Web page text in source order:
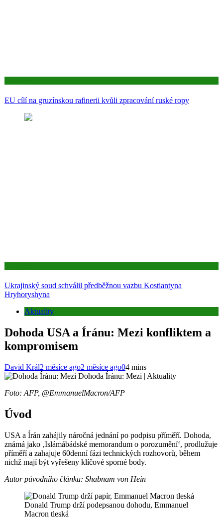
EU cílí na gruzínskou rafinerii kvůli zpracování ruské ropy
Ukrajinský soud schválil předběžnou vazbu Kostiantyna
Hryhoryshyna
Aktuality
Dohoda USA a Íránu: Mezi konfliktem a
kompromisem
David Král2 měsíce ago2 měsíce ago04 mins
Dohoda Íránu: Mezi | Aktuality
Foto: AFP, @EmmanuelMacron/AFP
Úvod
USA a Írán zahájily náročná jednání po podpisu příměří. Dohoda,
známá jako ‚Islámábádské memorandum o porozumění‘, prodlužuje
příměří a zahajuje 60denní fázi technických rozhovorů, během
nichž mají být vyřešeny klíčové sporné body.
Autor původního článku: Shabnam von Hein
Donald Trump drží podepsanou dohodu, Emmanuel
Macron tleská